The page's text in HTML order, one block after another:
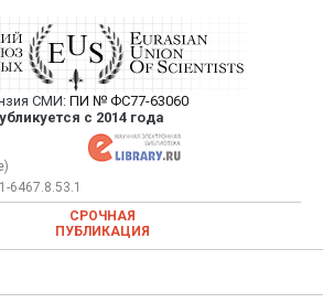
Союз Ученых —
научных статей в
научном журнале
СМИ: ПИ № ФС77-63060
с 2014 года
Ученых — публикация научных статей в
научном журнале
6467.8.53.1
СРОЧНАЯ
ПУБЛИКАЦИЯ